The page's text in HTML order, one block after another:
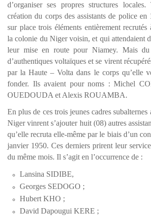
d’organiser ses propres structures
création du corps des assistants de police
sur place trois éléments entièrement
la colonie du Niger voisin, et qui attendaient
leur mise en route pour Niamey. Mais du
d’authentiques voltaïques et se virent
par la Haute – Volta dans le corps qu’elle
fonder. Ils avaient pour noms : Michel
OUEDOUDA et Alexis ROUAMBA.
En plus de ces trois jeunes cadres subalternes
Niger vinrent s’ajouter huit (08) autres
qu’elle recruta elle-même par le biais d’un
janvier 1950. Ces derniers prirent leur
du même mois. Il s’agit en l’occurrence de :
Lansina SIDIBE,
Georges SEDOGO ;
Hubert KHO ;
David Dapougui KERE ;